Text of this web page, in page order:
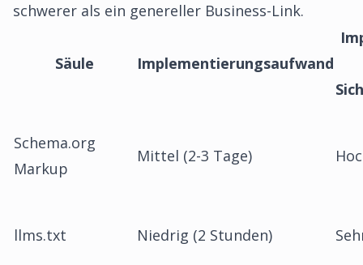
schwerer als ein genereller Business-Link.
Säule Implementierungsaufwand
Schema.org
Markup
Mittel (2-3 Tage)
llms.txt Niedrig (2 Stunden)